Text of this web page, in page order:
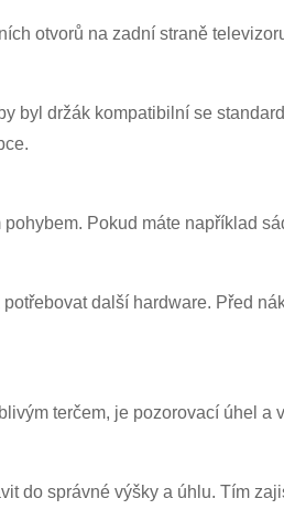
otvorů na zadní straně
byl držák kompatibilní se
Pokud máte například
další hardware. Před
terčem, je pozorovací úhel a
do správné výšky a úhlu. Tím
×
CHARM.